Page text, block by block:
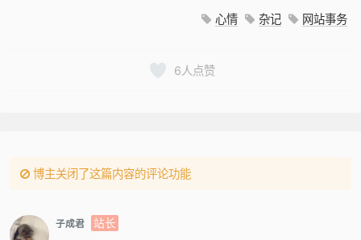
心情 杂记 网站事务
6人点赞
博主关闭了这篇内容的评论功能
子成君 站长